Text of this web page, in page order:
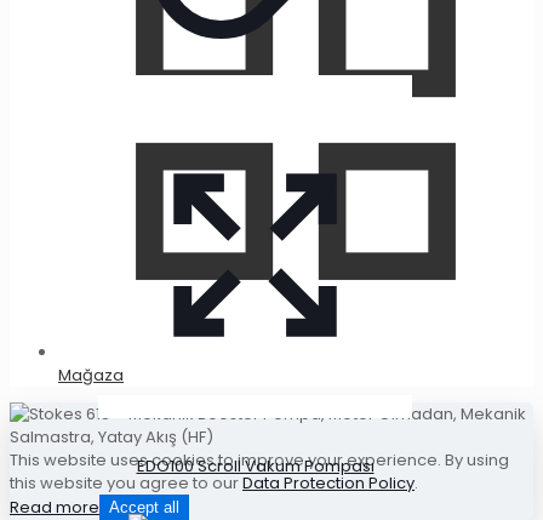
EDO100 Scroll Vakum Pompası
Mağaza
This website uses cookies to improve your experience. By using
this website you agree to ourData Protection Policy.
Read more Accept all